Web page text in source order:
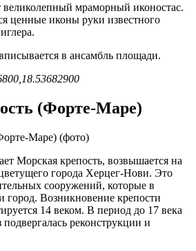
мраморный иконостас.
ценные иконы руки известного
в ансамбль площади.
(Форте-Маре)
Морская крепость, возвышается на
города Херцег-Нови. Это
сооружений, которые в
город. Возникновение крепости
14 веком. В период до 17 века
подвергалась реконструкции и